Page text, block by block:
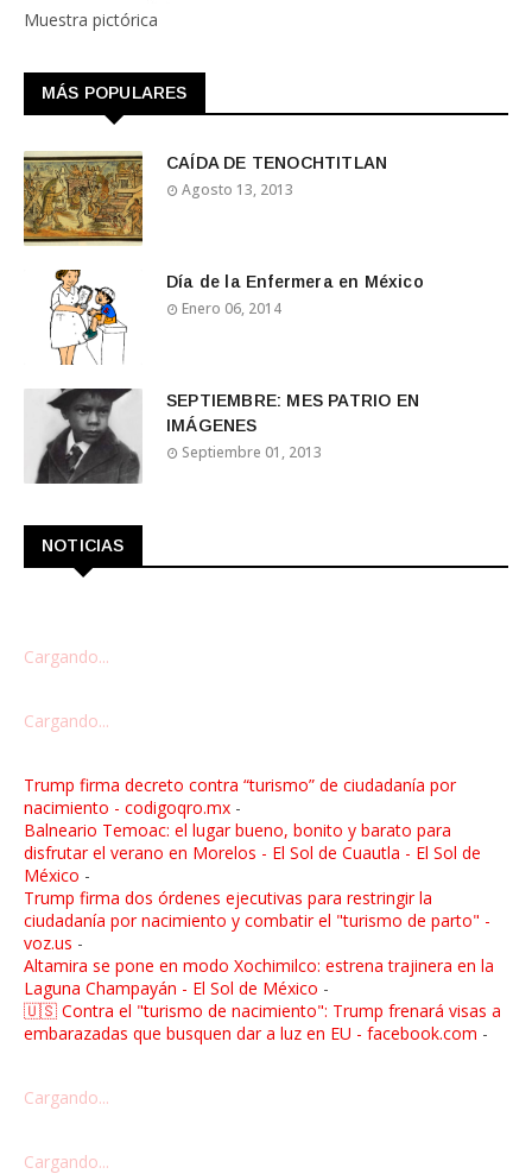
Muestra pictórica
MÁS POPULARES
CAÍDA DE TENOCHTITLAN
Agosto 13, 2013
Día de la Enfermera en México
Enero 06, 2014
SEPTIEMBRE: MES PATRIO EN
IMÁGENES
Septiembre 01, 2013
NOTICIAS
Cargando...
Cargando...
Trump firma decreto contra “turismo” de ciudadanía por
nacimiento - codigoqro.mx -
Balneario Temoac: el lugar bueno, bonito y barato para
disfrutar el verano en Morelos - El Sol de Cuautla - El Sol de
México -
Trump firma dos órdenes ejecutivas para restringir la
ciudadanía por nacimiento y combatir el "turismo de parto" -
voz.us -
Altamira se pone en modo Xochimilco: estrena trajinera en la
Laguna Champayán - El Sol de México -
🇺🇸 Contra el "turismo de nacimiento": Trump frenará visas a
embarazadas que busquen dar a luz en EU - facebook.com -
Cargando...
Cargando...